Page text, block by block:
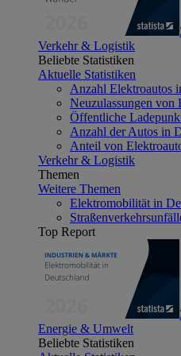
Verkehr & Logistik
Beliebte Statistiken
Aktuelle Statistiken
Anzahl Elektroautos
Neuzulassungen von
Öffentliche
Anzahl der Autos in
Anteil von
Verkehr & Logistik
Themen
Weitere Themen
Elektromobilität in
Top Report
Energie & Umwelt
Beliebte Statistiken